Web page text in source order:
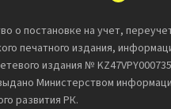
о постановке на учет,
печатного издания,
издания №
Министерством
развития РК.